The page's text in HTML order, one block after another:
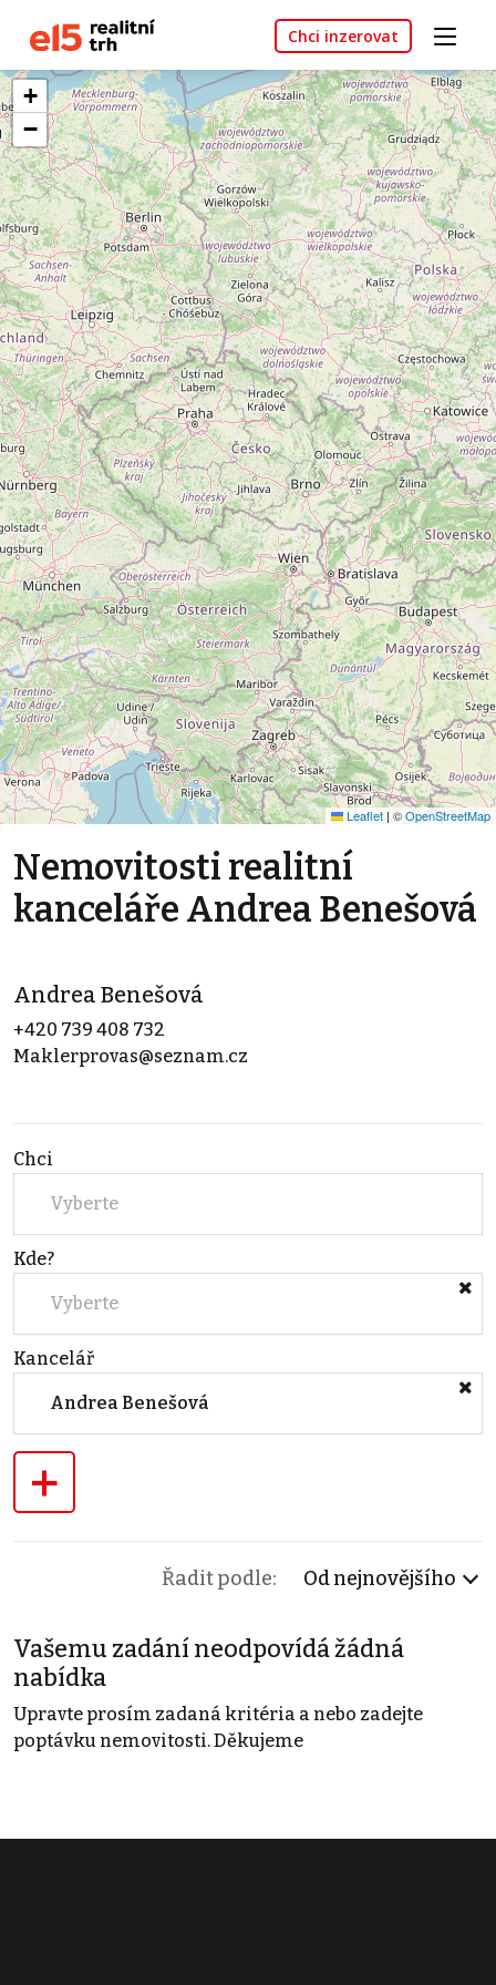
Chci inzerovat
+
−
Leaflet | ©OpenStreetMap
Nemovitosti realitní
kanceláře Andrea Benešová
Andrea Benešová
+420 739 408 732
Maklerprovas@seznam.cz
Chci
Vyberte
Kde?
Vyberte
Kancelář
Andrea Benešová
+
Řadit podle: Od nejnovějšího
Vašemu zadání neodpovídá žádná
nabídka
Upravte prosím zadaná kritéria a nebo zadejte
poptávku nemovitosti. Děkujeme